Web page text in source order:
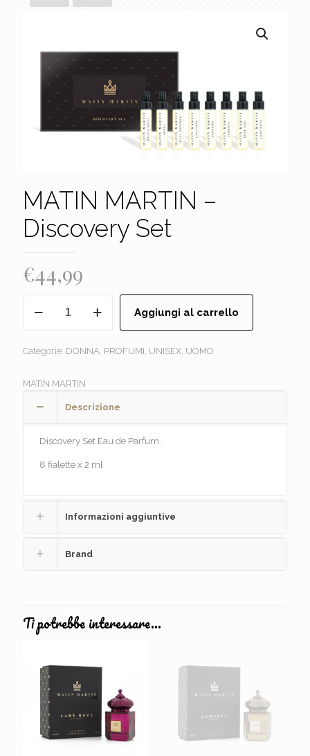
MATIN MARTIN –
Discovery Set
€44,99
MARTIN
Set
Aggiungi al carrello
Categorie: DONNA, PROFUMI, UNISEX, UOMO
MATIN MARTIN
Descrizione
Discovery Set Eau de Parfum.
8 fialette x 2 ml
Informazioni aggiuntive
Brand
Ti potrebbe interessare…